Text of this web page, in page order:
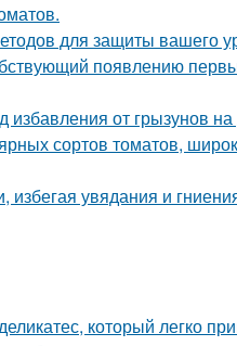
для защиты вашего
появлению
от грызунов
сортов томатов,
избегая увядания и
который легко